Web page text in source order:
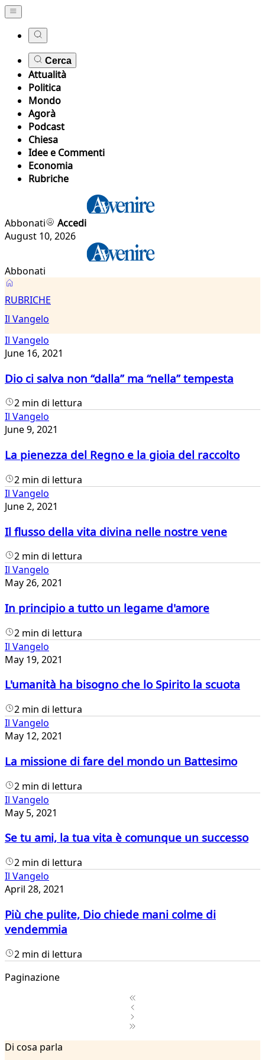
Cerca
Attualità
Politica
Mondo
Agorà
Podcast
Chiesa
Idee e Commenti
Economia
Rubriche
Abbonati
Accedi
August 10, 2026
Abbonati
Il
Vangelo
RUBRICHE
Il Vangelo
Il Vangelo
June 16, 2021
Dio ci salva non “dalla” ma “nella” tempesta
2 min di lettura
Il Vangelo
June 9, 2021
La pienezza del Regno e la gioia del raccolto
2 min di lettura
Il Vangelo
June 2, 2021
Il flusso della vita divina nelle nostre vene
2 min di lettura
Il Vangelo
May 26, 2021
In principio a tutto un legame d'amore
2 min di lettura
Il Vangelo
May 19, 2021
L'umanità ha bisogno che lo Spirito la scuota
2 min di lettura
Il Vangelo
May 12, 2021
La missione di fare del mondo un Battesimo
2 min di lettura
Il Vangelo
May 5, 2021
Se tu ami, la tua vita è comunque un successo
2 min di lettura
Il Vangelo
April 28, 2021
Più che pulite, Dio chiede mani colme di
vendemmia
2 min di lettura
Paginazione
2Di cosa parla